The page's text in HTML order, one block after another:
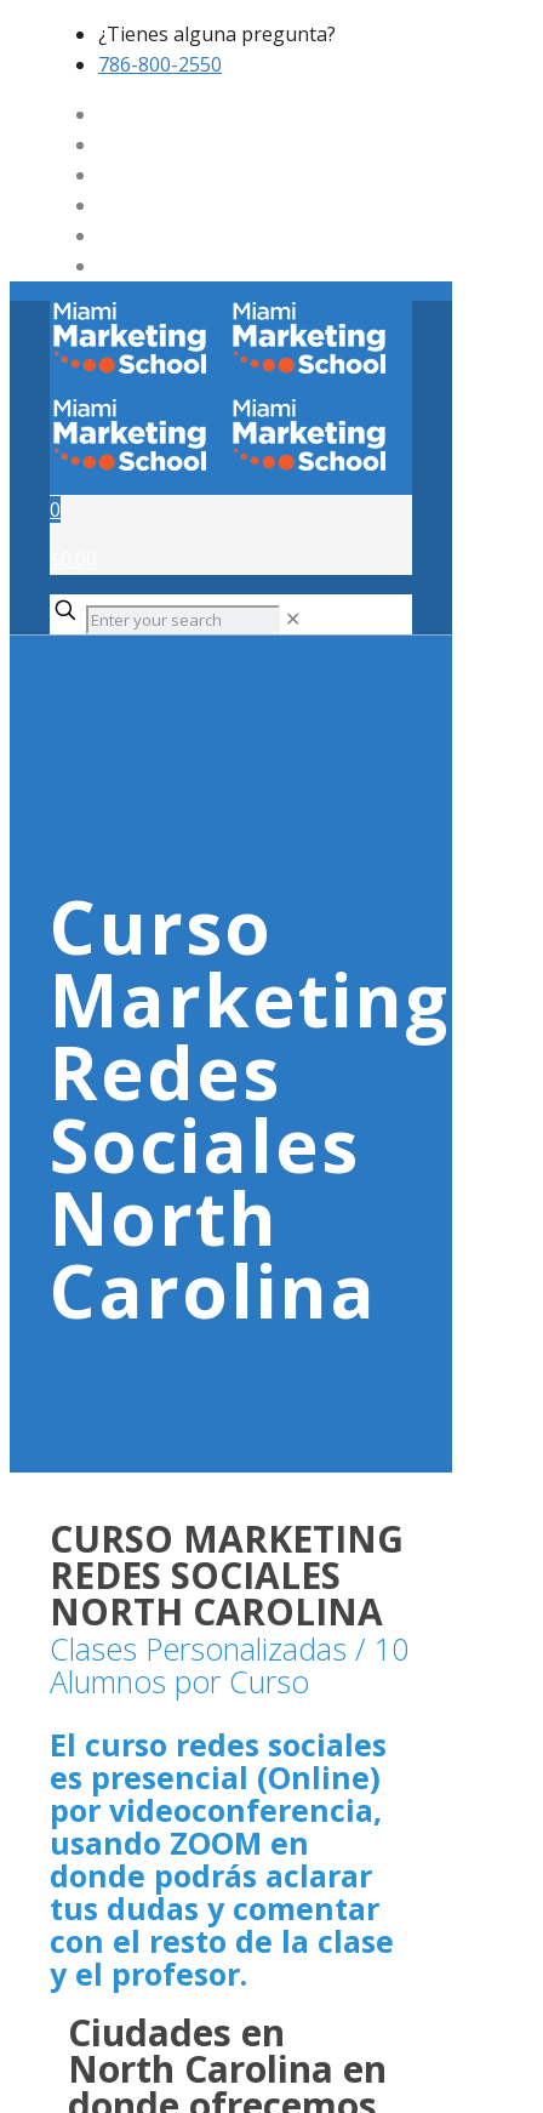
¿Tienes alguna pregunta?
786-800-2550
0
✕
Curso
Marketing
Redes
Sociales
North
Carolina
CURSO MARKETING
REDES SOCIALES
NORTH CAROLINA
Clases Personalizadas / 10
Alumnos por Curso
El curso redes sociales
es presencial (Online)
por videoconferencia,
usando ZOOM en
donde podrás aclarar
tus dudas y comentar
con el resto de la clase
y el profesor.
Ciudades en
North Carolina en